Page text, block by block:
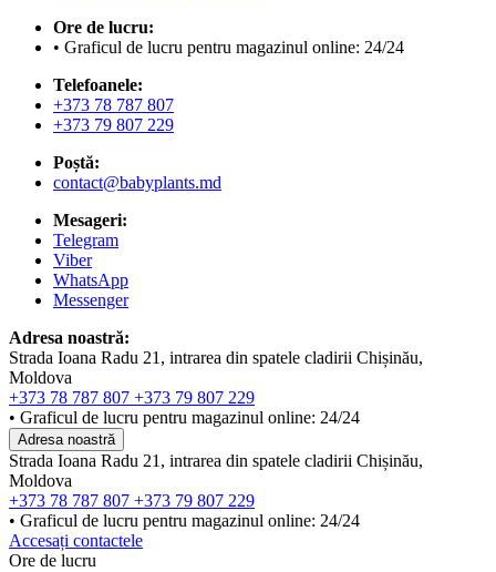
Ore de lucru:
• Graficul de lucru pentru magazinul online: 24/24
Telefoanele:
+373 78 787 807
+373 79 807 229
Poștă:
contact@babyplants.md
Mesageri:
Telegram
Viber
WhatsApp
Messenger
Adresa noastră:
Strada Ioana Radu 21, intrarea din spatele cladirii Chișinău,
Moldova
+373 78 787 807 +373 79 807 229
• Graficul de lucru pentru magazinul online: 24/24
Adresa noastră
Strada Ioana Radu 21, intrarea din spatele cladirii Chișinău,
Moldova
+373 78 787 807 +373 79 807 229
• Graficul de lucru pentru magazinul online: 24/24
Accesați contactele
Ore de lucru